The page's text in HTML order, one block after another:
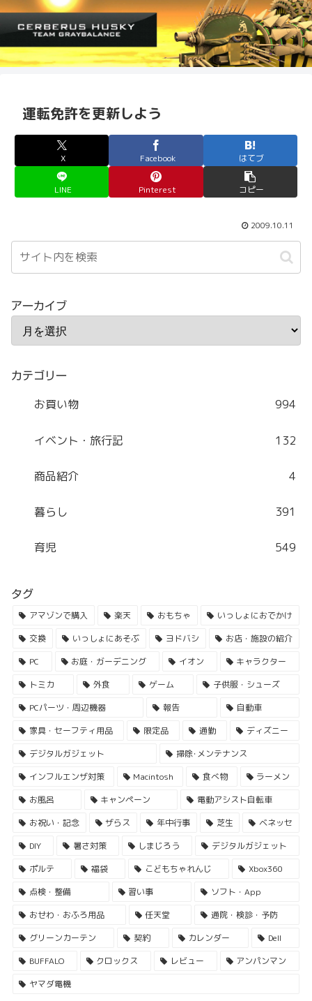
運転免許を更新しよう
X Facebook はてブ
LINE Pinterest コピー
2009.10.11
アーカイブ
カテゴリー
お買い物 994
イベント・旅行記 132
商品紹介 4
暮らし 391
育児 549
タグ
アマゾンで購入 楽天 おもちゃ
いっしょにおでかけ
交換
いっしょにあそぶ ヨドバシ
お店・施設の紹介
PC
お庭・ガーデニング イオン
キャラクター
トミカ
外食 ゲーム
子供服・シューズ
PCパーツ・周辺機器
報告
自動車
家具・セーフティ用品
限定品 通勤
ディズニー
デジタルガジェット
掃除･メンテナンス
インフルエンザ対策
Macintosh 食べ物
ラーメン
お風呂
キャンペーン
電動アシスト自転車
お祝い・記念
ザらス 年中行事 芝生
ベネッセ
DIY
暑さ対策 しまじろう
デジタルガジェット
ポルテ
福袋 こどもちゃれんじ
Xbox360
点検・整備
習い事
ソフト・App
おせわ・おふろ用品
任天堂
通院・検診・予防
グリーンカーテン
契約 カレンダー
Dell
BUFFALO
クロックス レビュー
アンパンマン
ヤマダ電機